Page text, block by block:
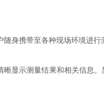
身携带至各种现场环境进
显示测量结果和相关信息